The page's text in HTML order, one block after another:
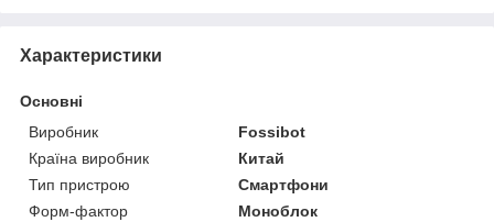
Характеристики
Основні
Виробник
Fossibot
Країна виробник
Китай
Тип пристрою
Смартфони
Форм-фактор
Моноблок